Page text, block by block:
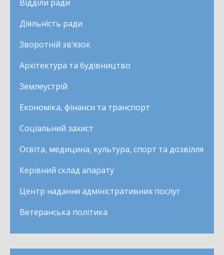
Відділи ради
Діяльність ради
Зворотній зв’язок
Архітектура та будівництво
Землеустрій
Економіка, фінанси та транспорт
Соціальний захист
Освіта, медицина, культура, спорт та дозвілля
Керівний склад апарату
Центр надання адміністративних послуг
Ветеранська політика